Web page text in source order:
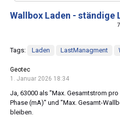
Wallbox Laden - ständige
Tags: Laden LastManagment
Geotec
1. Januar 2026 18:34
Ja, 63000 als "Max. Gesamtstrom
Phase (mA)" und "Max. Gesamt-
bleiben.